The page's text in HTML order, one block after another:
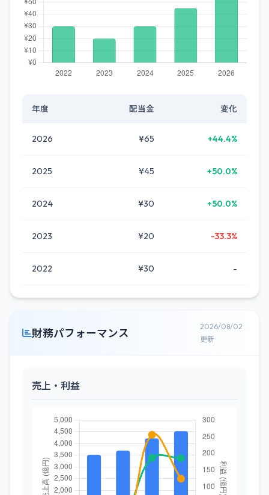
年度 配当金 変化
2026 ¥65 +44.4%
2025 ¥45 +50.0%
2024 ¥30 +50.0%
2023 ¥20 -33.3%
2022 ¥30 -
財務パフォーマンス
2026/08/02
更新
売上・利益